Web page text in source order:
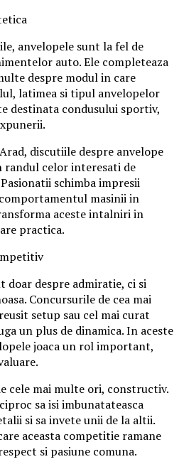
anvelopele sunt la fel de
auto. Ele completeaza
despre modul in care
latimea si tipul anvelopelor
destinata condusului sportiv,
discutiile despre anvelope
randul celor interesati de
schimba impresii
masinii in
aceste intalniri in
practica.
doar despre admiratie, ci si
Concursurile de cea mai
setup sau cel mai curat
un plus de dinamica. In aceste
joaca un rol important,
cele mai multe ori, constructiv.
sa isi imbunatateasca
si sa invete unii de la altii.
aceasta competitie ramane
si pasiune comuna.